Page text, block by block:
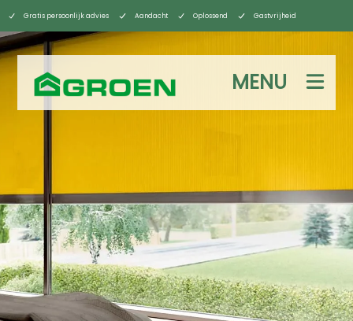
Gratis persoonlijk advies Aandacht Oplossend Gastvrijheid
MENU